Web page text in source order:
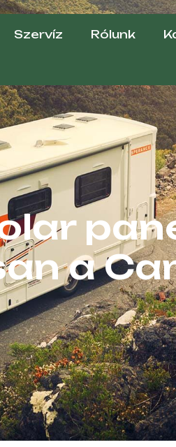
Szervíz Rólunk
a